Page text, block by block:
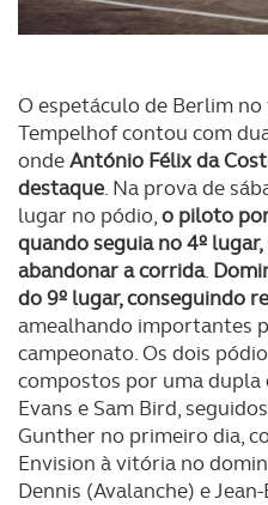
O espetáculo de Berlim
Tempelhof contou com
ondeAntónio Félix da
destaque. Na prova de
lugar no pódio,o piloto
quando seguia no 4º
abandonar a corrida.
do 9º lugar, conseguindo
amealhando importantes
campeonato. Os dois
compostos por uma dupla
Evans e Sam Bird,
Gunther no primeiro dia,
Envision à vitória no
Dennis (Avalanche) e